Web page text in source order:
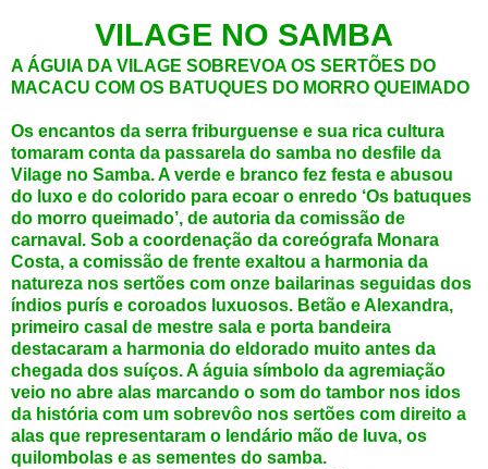
VILAGE NO SAMBA
A ÁGUIA DA VILAGE SOBREVOA OS SERTÕES DO
MACACU COM OS BATUQUES DO MORRO QUEIMADO
Os encantos da serra friburguense e sua rica cultura
tomaram conta da passarela do samba no desfile da
Vilage no Samba. A verde e branco fez festa e abusou
do luxo e do colorido para ecoar o enredo ‘Os batuques
do morro queimado’, de autoria da comissão de
carnaval. Sob a coordenação da coreógrafa Monara
Costa, a comissão de frente exaltou a harmonia da
natureza nos sertões com onze bailarinas seguidas dos
índios purís e coroados luxuosos. Betão e Alexandra,
primeiro casal de mestre sala e porta bandeira
destacaram a harmonia do eldorado muito antes da
chegada dos suíços. A águia símbolo da agremiação
veio no abre alas marcando o som do tambor nos idos
da história com um sobrevôo nos sertões com direito a
alas que representaram o lendário mão de luva, os
quilombolas e as sementes do samba.